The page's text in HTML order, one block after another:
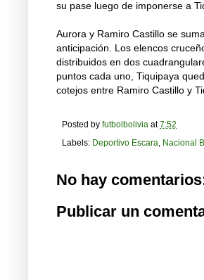
su pase luego de imponerse a
Aurora y Ramiro Castillo se
anticipación. Los elencos
distribuidos en dos
puntos cada uno, Tiquipaya
cotejos entre Ramiro Castillo y
Posted by futbolbolivia at7:52
Labels: Deportivo Escara Nacional B
No hay
Publicar un